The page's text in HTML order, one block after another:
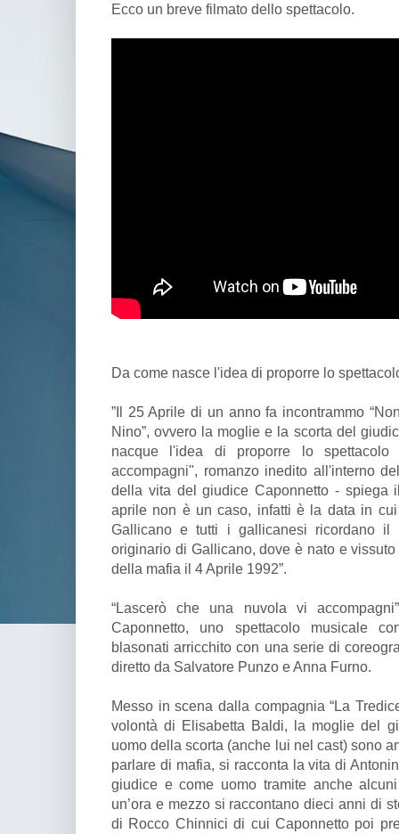
Ecco un breve filmato dello spettacolo.
Da come nasce l'idea di proporre lo
”Il 25 Aprile di un anno fa incontrammo
Nino”, ovvero la moglie e la scorta del
nacque l'idea di proporre lo
accompagni", romanzo inedito all'interno
della vita del giudice Caponnetto -
aprile non è un caso, infatti è la data in
Gallicano e tutti i gallicanesi ricordano il
originario di Gallicano, dove è nato e
della mafia il 4 Aprile 1992”.
“Lascerò che una nuvola vi
Caponnetto, uno spettacolo musicale
blasonati arricchito con una serie di
diretto da Salvatore Punzo e Anna Furno.
Messo in scena dalla compagnia “La
volontà di Elisabetta Baldi, la moglie del
uomo della scorta (anche lui nel cast) sono
parlare di mafia, si racconta la vita di
giudice e come uomo tramite anche
un’ora e mezzo si raccontano dieci anni di
di Rocco Chinnici di cui Caponnetto poi